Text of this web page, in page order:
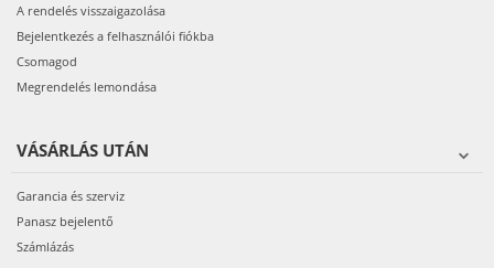
A rendelés visszaigazolása
Bejelentkezés a felhasználói fiókba
Csomagod
Megrendelés lemondása
VÁSÁRLÁS UTÁN
Garancia és szerviz
Panasz bejelentő
Számlázás